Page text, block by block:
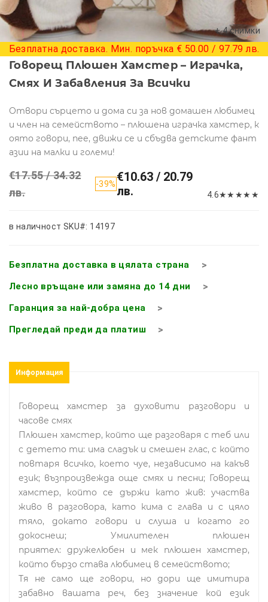
+ 4 снимки
Безплатна доставка. Мин. поръчка € 50.00 / 97.79 лв.
Говорещ Плюшен Хамстер – Играчка,
Смях И Забавления За Всички
Отвори сърцето и дома си за нов домашен любимец
и член на семейството – плюшена играчка хамстер, к
оято говори, пее, движи се и сбъдва детските фант
азии на малки и големи!
€17.55 / 34.32
лв.
-39%€10.63 / 20.79
лв.
4.6★★ ★★ ★
в наличност SKU#: 14197
Безплатна доставка в цялата страна
Лесно връщане или замяна до 14 дни
Гаранция за най-добра цена
Прегледай преди да платиш
Информация
Говорещ хамстер за духовити разговори и
часове смях
Плюшен хамстер, който ще разговаря с теб или
с детето ти: има сладък и смешен глас, с който
повтаря всичко, което чуе, независимо на какъв
език; възпроизвежда още смях и песни; Говорещ
хамстер, който се държи като жив: участва
живо в разговора, като кима с глава и с цяло
тяло, докато говори и слуша и когато го
докоснеш; Умилителен плюшен
приятел: дружелюбен и мек плюшен хамстер,
който бързо става любимец в семейството;
Тя не само ще говори, но дори ще имитира
забавно вашата реч, без значение кой език